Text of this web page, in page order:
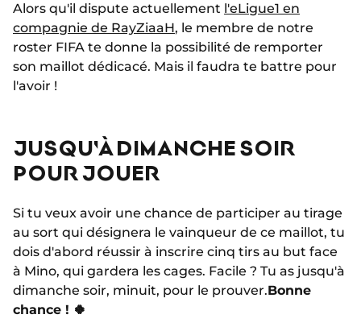
Alors qu'il dispute actuellement l'eLigue1 en
compagnie de RayZiaaH, le membre de notre
roster FIFA te donne la possibilité de remporter
son maillot dédicacé. Mais il faudra te battre pour
l'avoir !
JUSQU'À DIMANCHE SOIR
POUR JOUER
Si tu veux avoir une chance de participer au tirage
au sort qui désignera le vainqueur de ce maillot, tu
dois d'abord réussir à inscrire cinq tirs au but face
à Mino, qui gardera les cages. Facile ? Tu as jusqu'à
dimanche soir, minuit, pour le prouver.Bonne
chance ! 🍀